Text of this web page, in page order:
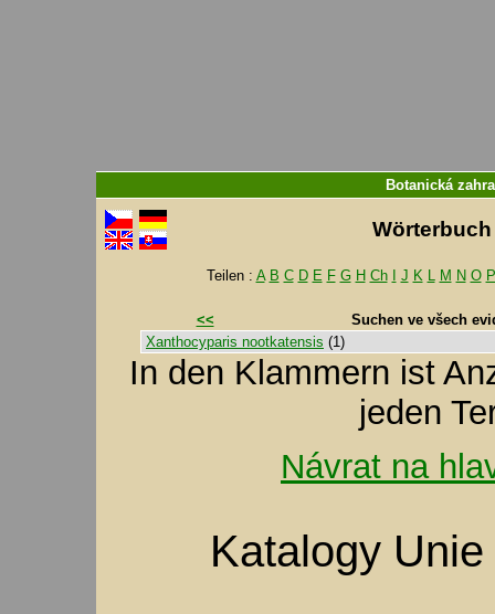
Botanická
Teilen : A B C D E F G H Ch J K L M N O P
<<
Suchen ve všech
Xanthocyparis nootkatensis (1)
In den Klammern ist
jeden
Návrat na
Katalogy